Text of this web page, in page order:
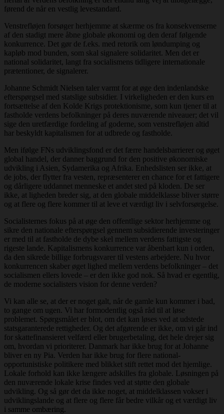
førend de når en vestlig levestandard.
Venstrefløjen forsøger herhjemme at skærme os fra konsekvenserne
af den stadigt mere åbne globale økonomi og den deraf følgende
konkurrence. Det gør de f.eks. med retorik om løndumping og
kapløb mod bunden, som skal signalere solidaritet. Men det er
national solidaritet, langt fra socialismens tidligere internationale
prætentioner, de signalerer.
Johanne Schmidt Nielsen taler varmt for at øge den indenlandske
efterspørgsel med statslige subsidier. I virkeligheden er den kurs en
fortsættelse af den Kolde Krigs protektionisme, som kun tjener til at
fastholde verdens befolkninger på deres nuværende niveauer; det vil
sige den uretfærdige fordeling af goderne, som venstrefløjen altid
har beskyldt kapitalismen for at udbrede og fastholde.
Men ifølge FNs udviklingsfond er det færre handelsbarrierer og øget
global handel, der danner baggrund for den positive økonomiske
udvikling i Asien, Sydamerika og Afrika. Enhedslisten ser ikke, at
de jobs, der flytter fra vesten, repræsenterer en chance for et fattigere
og dårligere uddannet menneske et andet sted på kloden. De ser
ikke, at ligheden breder sig, at den globale middelklasse bliver større
og at flere og flere kommer til at leve et værdigt liv i selvforsørgelse.
Socialisternes fokus på at øge den offentlige sektor herhjemme og
sikre den nationale efterspørgsel gennem subsidierende investeringer
er med til at fastholde de dybe skel mellem verdens fattigste og
rigeste lande. Kapitalismens konkurrence var åbenbart kun i orden,
da den sikrede billige forbrugsvarer til vestens arbejdere. Nu hvor
konkurrencen skaber øget lighed mellem verdens befolkninger – det
socialismen ellers lovede – er den ikke god nok. Så hvad er egentlig,
de moderne socialisters vision for denne verden?
Vi kan alle se, at der er noget galt, når de gamle kun kommer i bad,
to gange om ugen. Vi har formodentlig også råd til at løse
problemet. Spørgsmålet er blot, om det kan løses ved at udstede
statsgaranterede rettigheder. Og det afgørende er ikke, om vi går ind
for skattefinansieret velfærd eller brugerbetaling, det hele drejer sig
om, hvordan vi prioriterer. Danmark har ikke brug for at Johanne
bliver en ny Pia. Verden har ikke brug for flere national-
opportunistiske politikere med blikket stift rettet mod det hjemlige.
Lokale forhold kan ikke længere adskilles fra globale. Løsningen på
den nuværende lokale krise findes ved at støtte den globale
udvikling. Og så gør det da ikke noget, at middelklassen vokser i
udviklingslande og at flere og flere får bedre vilkår og et værdigt liv
i samme ombæring.